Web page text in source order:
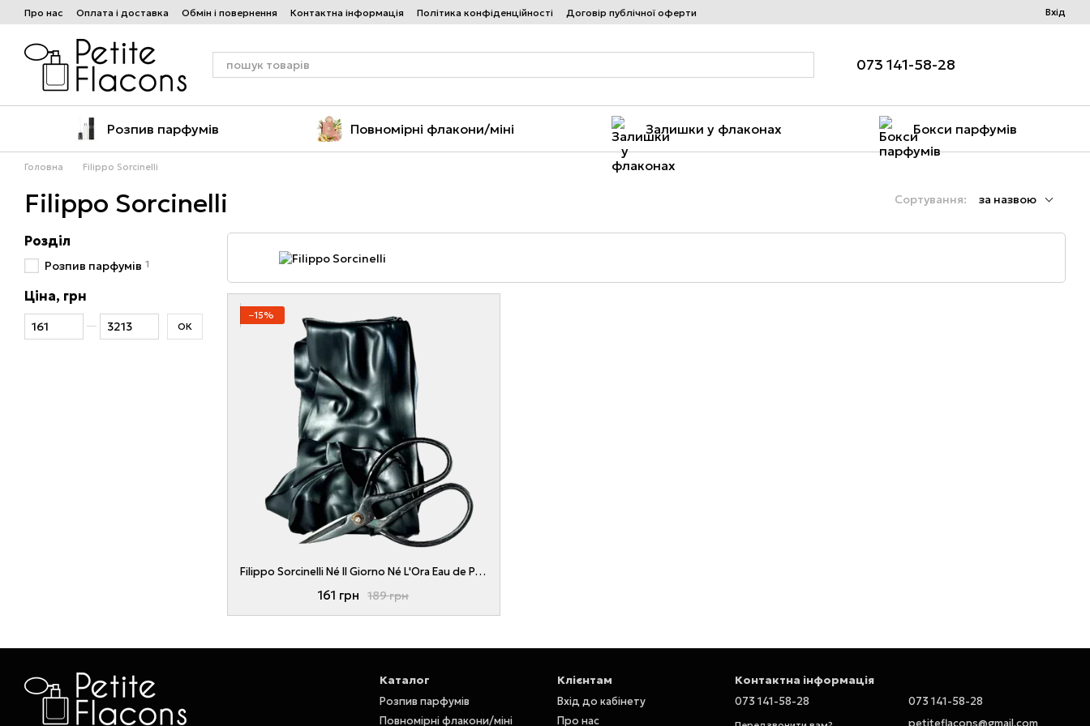
Перейти до основного контенту
Про нас Оплата і доставка Обмін і повернення Контактна інформація Політика конфіденційності Договір публічної оферти Вхід
073 141-58-28
Розпив парфумів Повномірні флакони/міні Залишки у флаконах Бокси парфумів
Головна Filippo Sorcinelli
Filippo Sorcinelli Сортування: за назвою
−15%
Filippo Sorcinelli Né Il Giorno Né L'Ora Eau de Parfum 1 ml
189 грн
161 грн
Розділ
Розпив парфумів 1
Ціна, грн
Від Ціна, грн
До Ціна, грн ОК
Каталог
Розпив парфумів
Повномірні флакони/міні
Клієнтам
Вхід до кабінету
Про нас
Контактна інформація
073 141-58-28
073 141-58-28